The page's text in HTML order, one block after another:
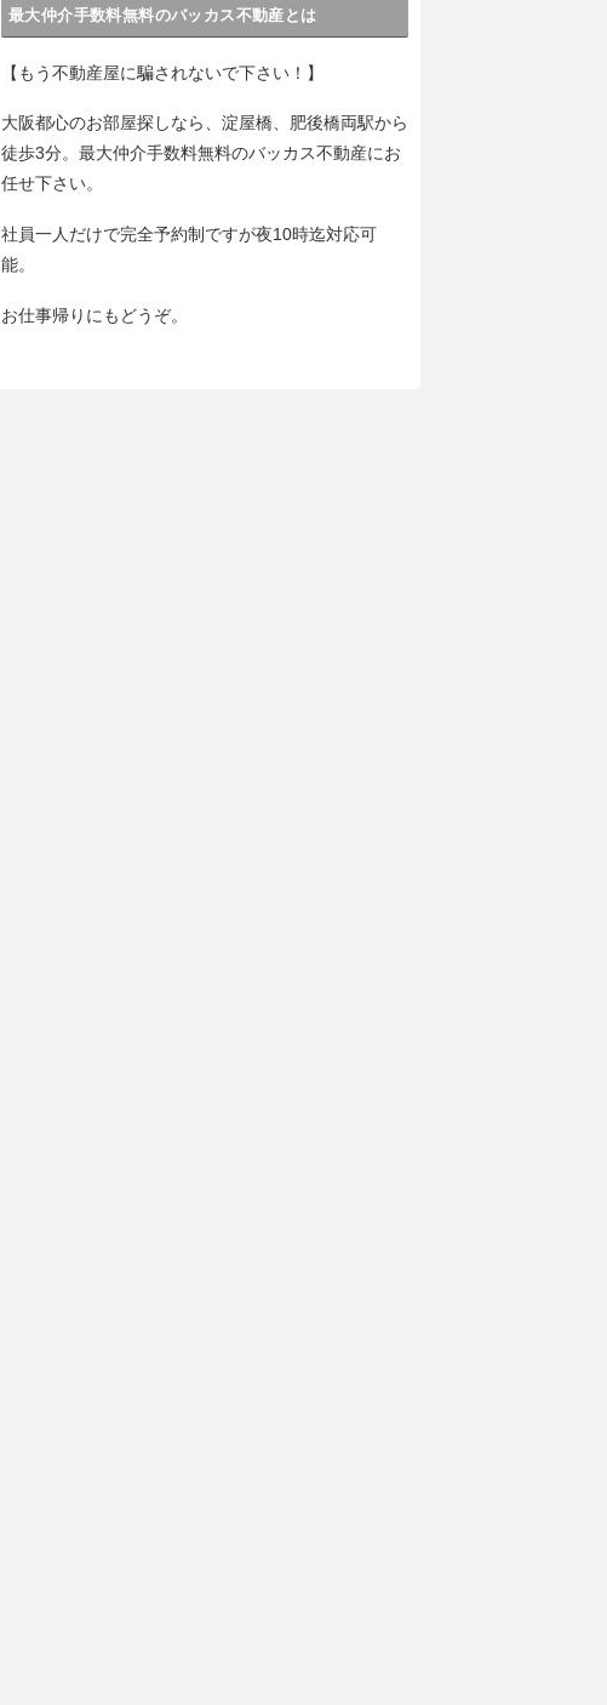
最大仲介手数料無料のバッカス不動産とは
【もう不動産屋に騙されないで下さい！】
大阪都心のお部屋探しなら、淀屋橋、肥後橋両駅から
徒歩3分。最大仲介手数料無料のバッカス不動産にお
任せ下さい。
社員一人だけで完全予約制ですが夜10時迄対応可
能。
お仕事帰りにもどうぞ。